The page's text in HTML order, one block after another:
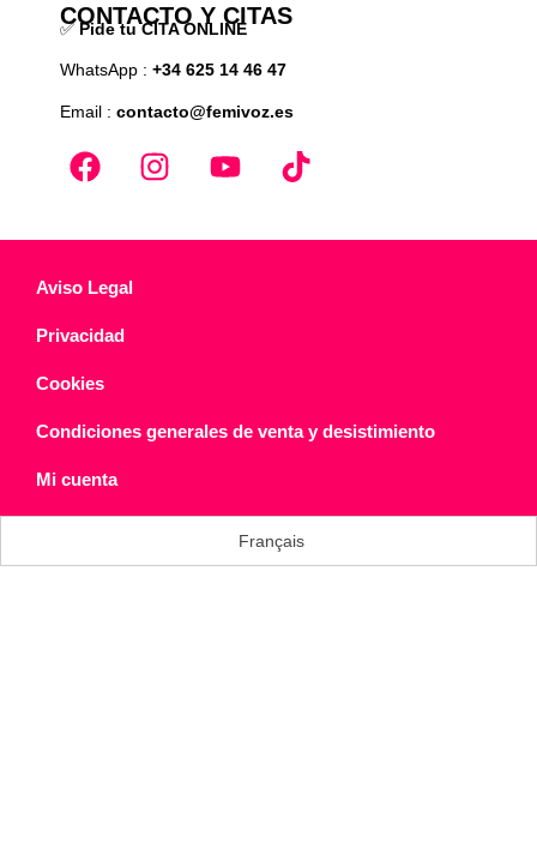
CONTACTO Y CITAS
✅Pide tu CITA ONLINE
WhatsApp : +34 625 14 46 47
Email : contacto@femivoz.es
Aviso Legal
Privacidad
Cookies
Condiciones generales de venta y desistimiento
Mi cuenta
Français